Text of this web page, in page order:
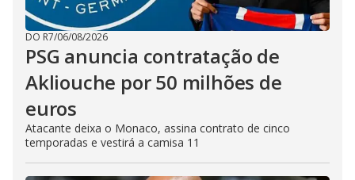
DO R7/06/08/2026
PSG anuncia contratação de
Akliouche por 50 milhões de
euros
Atacante deixa o Monaco, assina contrato de cinco
temporadas e vestirá a camisa 11